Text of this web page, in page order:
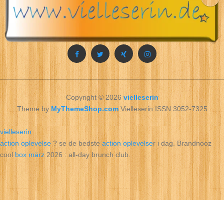
Copyright © 2026vielleserin
Theme by MyThemeShop.comVielleserin ISSN 3052-7325
vielleserin
action oplevelse ? se de bedsteaction oplevelser i dag. Brandnooz
coolbox märz2026 : all‑day brunch club.